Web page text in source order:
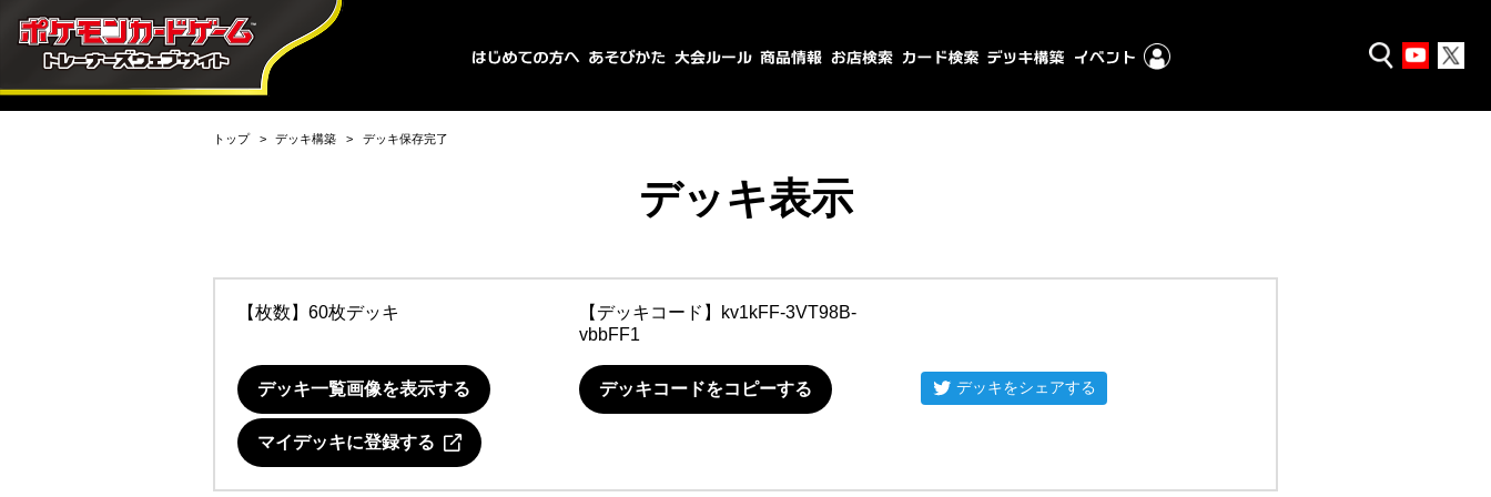
トップ デッキ構築 デッキ保存完了
デッキ表示
【枚数】60枚デッキ 【デッキコード】
kv1kFF-3VT98B-
vbbFF1
デッキ一覧画像を表示する デッキコードをコピーする デッキをシェアする
マイデッキに登録する